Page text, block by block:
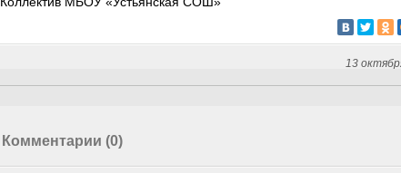
13
Комментарии (0)